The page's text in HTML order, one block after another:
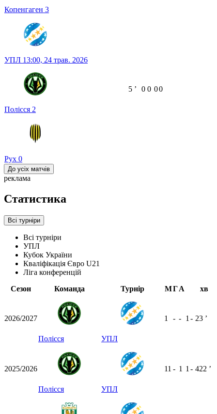
Копенгаген 3
УПЛ 13:00, 24 трав. 2026
Полісся 2
Рух 0
5 ʼ 0 0 00
До усіх матчів
реклама
Статистика
Всі турніри
Всі турніри
УПЛ
Кубок України
Кваліфікація Євро U21
Ліга конференцій
Сезон
Команда Турнір МГА хв
2026/2027
Полісся УПЛ
1 - - 1 - 23 ʼ
2025/2026
Полісся УПЛ
11 - 1 1 - 422 ʼ